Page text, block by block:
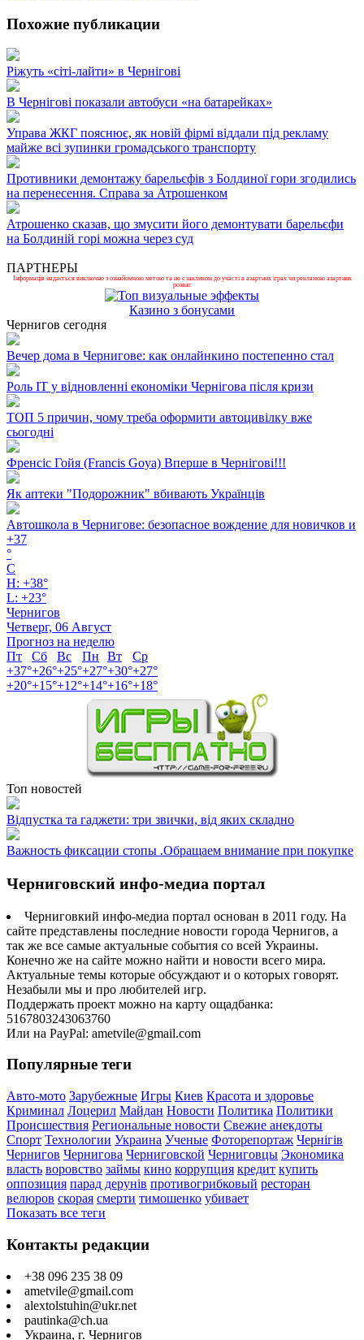
Похожие публикации
Ріжуть «сіті-лайти» в Чернігові
В Чернігові показали автобуси «на батарейках»
Управа ЖКГ пояснює, як новій фірмі віддали під рекламу
майже всі зупинки громадського транспорту
Противники демонтажу барельєфів з Болдиної гори згодились
на перенесення. Справа за Атрошенком
Атрошенко сказав, що змусити його демонтувати барельєфи
на Болдиній горі можна через суд
ПАРТНЕРЫ
Інформація надається виключно з ознайомчою метою та не є закликом до участі в азартних іграх чи рекламою азартних
розваг.
Казино з бонусами
Чернигов сегодня
Вечер дома в Чернигове: как онлайнкино постепенно стал
Роль ІТ у відновленні економіки Чернігова після кризи
ТОП 5 причин, чому треба оформити автоцивілку вже
сьогодні
Френсіс Гойя (Francis Goya) Вперше в Чернігові!!!
Як аптеки "Подорожник" вбивають Українців
Автошкола в Чернигове: безопасное вождение для новичков и
+37
°
C
H: +38°
L: +23°
Чернигов
Четверг, 06 Август
Прогноз на неделю
Пт
Сб Вс Пн Вт
Ср
+37°+26°+25°+27°+30°+27°
+20°+15°+12°+14°+16°+18°
Топ новостей
Відпустка та гаджети: три звички, від яких складно
Важность фиксации стопы .Обращаем внимание при покупке
Черниговский инфо-медиа портал
Черниговкий инфо-медиа портал основан в 2011 году. На
сайте представлены последние новости города Чернигов, а
так же все самые актуальные события со всей Украины.
Конечно же на сайте можно найти и новости всего мира.
Актуальные темы которые обсуждают и о которых говорят.
Незабыли мы и про любителей игр.
Поддержать проект можно на карту ощадбанка:
5167803243063760
Или на PayPal: ametvile@gmail.com
Популярные теги
Авто-мото Зарубежные Игры Киев Красота и здоровье
Криминал Лоцерил Майдан Новости Политика Политики
Происшествия Региональные новости Свежие анекдоты
Спорт Технологии Украина Ученые Фоторепортаж Чернігів
Чернигов Чернигова Черниговской Черниговцы Экономика
власть воровство займы кино коррупция кредит купить
оппозиция парад дерунів противогрибковый ресторан
велюров скорая смерти тимошенко убивает
Показать все теги
Контакты редакции
+38 096 235 38 09
ametvile@gmail.com
alextolstuhin@ukr.net
pautinka@ch.ua
Украина, г. Чернигов